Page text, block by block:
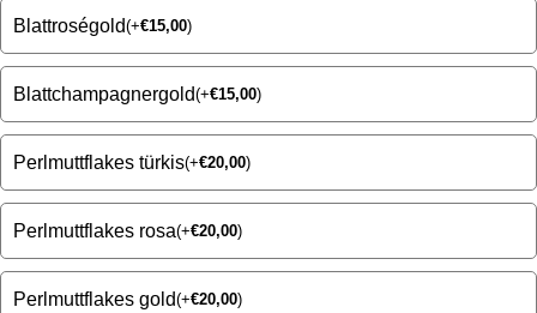
Blattroségold(+€15,00)
Blattchampagnergold(+€15,00)
Perlmuttflakes türkis(+€20,00)
Perlmuttflakes rosa(+€20,00)
Perlmuttflakes gold(+€20,00)